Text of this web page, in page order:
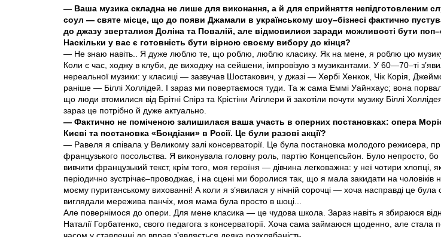
— Ваша музика складна не лише для виконання, а й для сприйняття непідготовленим
соул — святе місце, що до появи Джамали в українському шоу–бізнесі фактично
до джазу зверталися Доліна та Повалій, але відмовилися заради можливості бути
Наскільки у вас є готовність бути вірною своєму вибору до кінця?
— Не знаю навіть.. Я дуже люблю те, що роблю, люблю класику. Як на мене, я роблю цю музику
Коли є час, ходжу в клуби, де виходжу на сейшени, імпровізую з музикантами. У 60—70–ті
нереальної музики: у класиці — зазвучав Шостакович, у джазі — Хербі Хенкок, Чік Корія,
раніше — Біллі Холлідей. І зараз ми повертаємося туди. Та ж сама Еммі Уайнхаус; вона
що люди втомилися від Брітні Спірз та Крістіни Агіллери й захотіли почути музику Біллі
зараз це потрібно й дуже актуально.
— Фактично не поміченою залишилася ваша участь в оперних постановках: опера
Києві та постановка «Бондіани» в Росії. Це були разові акції?
— Равеля я співала у Великому залі консерваторії. Це була постановка молодого режисера,
французького посольства. Я виконувала головну роль, партію Концепсьйон. Було непросто,
вивчити французький текст, крім того, моя героїня — дівчина легковажна: у неї чотири хлопці,
періодично зустрічає–проводжає, і на сцені ми боролися так, що я мала закидати на чоловіків
моєму пуританському вихованні! А коли я з’явилася у нічній сорочці — хоча насправді це була
виглядали мережива панчіх, моя мама була просто в шоці...
Але повернімося до опери. Для мене класика — це чудова школа. Зараз навіть я збираюся
Наталії Горбатенко, свого педагога з консерваторії. Хоча сама займаюся щоденно, але стала
часом у ставленні до вправ з’являється деяка роз­хлябаність.